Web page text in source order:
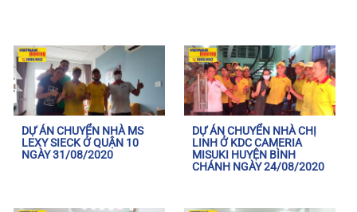
DỰ ÁN CHUYỂN NHÀ MS
LEXY SIECK Ở QUẬN 10
NGÀY 31/08/2020
DỰ ÁN CHUYỂN NHÀ CHỊ
LINH Ở KDC CAMERIA
MISUKI HUYỆN BÌNH
CHÁNH NGÀY 24/08/2020